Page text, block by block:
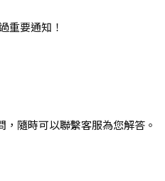
重要通知！
隨時可以聯繫客服為您解答。